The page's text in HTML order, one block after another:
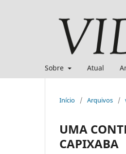
Sobre Atual
Início / Arquivos /
UMA
CAPIXABA